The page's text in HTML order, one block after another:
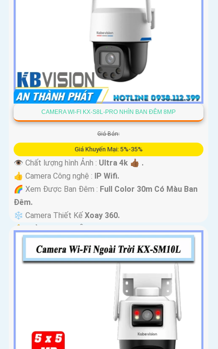
CAMERA WI-FI KX-S8L-PRO NHÌN BAN ĐÊM 8MP
Giá Bán:
Giá Khuyến Mại: 5%-35%
👁 Chất lượng hình Ảnh : Ultra 4k 👍🏾 .
👍 Camera Công nghệ : IP Wifi.
🌈 Xem Được Ban Đêm : Full Color 30m Có Màu Ban
Ðêm.
❄ Camera Thiết Kế Xoay 360.
️🔔 Khả Năng :Thu Âm Và Loa.